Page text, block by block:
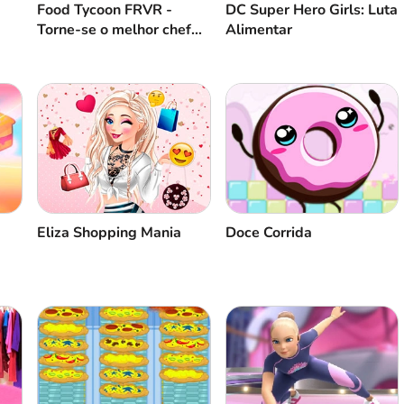
Food Tycoon FRVR -
Torne-se o melhor chef
DC Super Hero Girls: Luta
Alimentar
Eliza Shopping Mania Doce Corrida